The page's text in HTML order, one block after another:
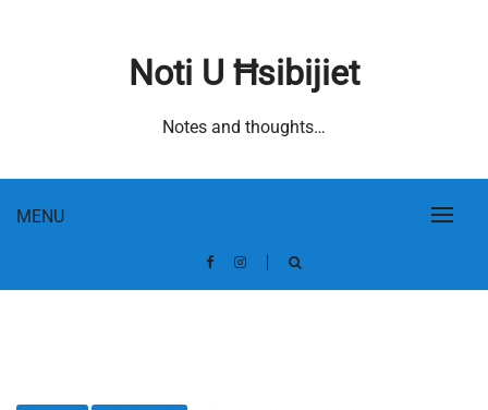
MENU
Noti U Ħsibijiet
Notes and thoughts…